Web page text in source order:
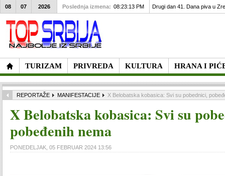
TURIZAM PRIVREDA KULTURA HRANA I
08 07 2026 Poslednja izmena: 08:23:13 PM Drugi dan 41. Dana piva u
REPORTAŽE MANIFESTACIJE X Belobatska kobasica: Svi su pobednici,
X Belobatska kobasica: Svi su
pobeđenih nema
PONEDELJAK, 05 FEBRUAR 2024 13:56